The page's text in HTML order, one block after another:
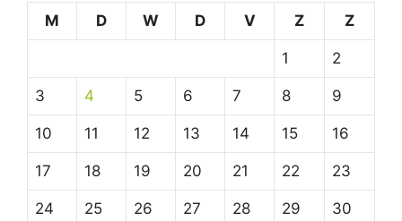
M
D W D V Z Z
1 2
3 4 5 6 7 8 9
10 11 12 13 14 15 16
17 18 19 20 21 22 23
24 25 26 27 28 29 30